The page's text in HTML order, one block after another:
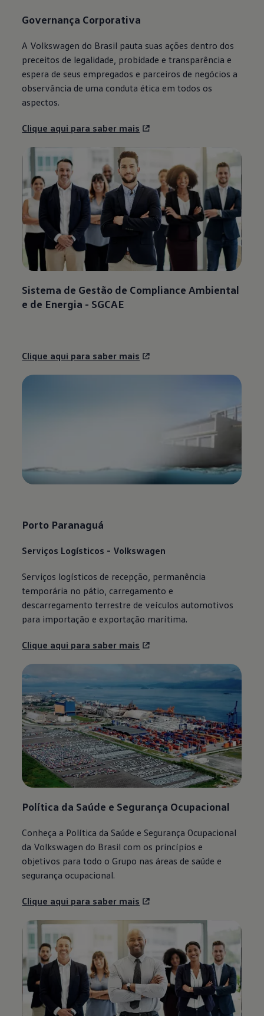
Governança Corporativa
A Volkswagen do Brasil pauta suas ações dentro dos
preceitos de legalidade, probidade e transparência e
espera de seus empregados e parceiros de negócios a
observância de uma conduta ética em todos os
aspectos.
Clique aqui para saber mais
Sistema de Gestão de Compliance Ambiental
e de Energia - SGCAE
Clique aqui para saber mais
Porto Paranaguá
Serviços Logísticos - Volkswagen
Serviços logísticos de recepção, permanência
temporária no pátio, carregamento e
descarregamento terrestre de veículos automotivos
para importação e exportação marítima.
Clique aqui para saber mais
Política da Saúde e Segurança Ocupacional
Conheça a Política da Saúde e Segurança Ocupacional
da Volkswagen do Brasil com os princípios e
objetivos para todo o Grupo nas áreas de saúde e
segurança ocupacional.
Clique aqui para saber mais